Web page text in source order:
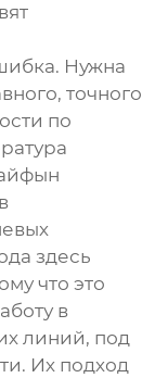
Нужна
точного
по
здесь
что это
в
линий, под
Их подход